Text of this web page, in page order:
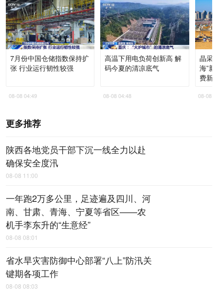
7月份中国仓储指数保持扩
张 行业运行韧性较强
08-08 04:49
高温下用电负荷创新高 解
码今夏的清凉底气
08-08 04:48
晶采
海”
费新
08-08
更多推荐
陕西各地党员干部下沉一线全力以赴
确保安全度汛
08-08 11:00
一年跑2万多公里，足迹遍及四川、河
南、甘肃、青海、宁夏等省区——农
机手李东升的“生意经”
08-08 08:01
省水旱灾害防御中心部署“八上”防汛关
键期各项工作
08-08 08:03